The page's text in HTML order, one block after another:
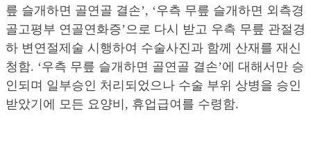
릎 슬개하면 골연골 결손’, ‘우측 무릎 슬개하면 외측경
골고평부 연골연화증’으로 다시 받고 우측 무릎 관절경
하 변연절제술 시행하여 수술사진과 함께 산재를 재신
청함. ‘우측 무릎 슬개하면 골연골 결손’에 대해서만 승
인되며 일부승인 처리되었으나 수술 부위 상병을 승인
받았기에 모든 요양비, 휴업급여를 수령함.